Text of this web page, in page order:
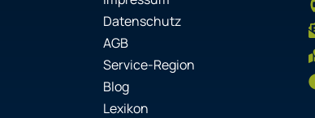
Datenschutz
AGB
Service-Region
Blog
Lexikon